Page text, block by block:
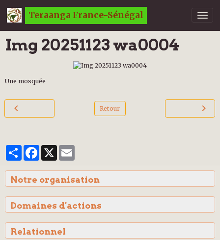
Teraanga France-Sénégal
Img 20251123 wa0004
Une mosquée
Retour
PartagerFacebook
Notre organisation
Domaines d'actions
Relationnel